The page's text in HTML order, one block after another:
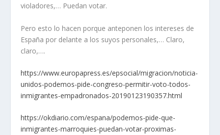
violadores,… Puedan votar.
Pero esto lo hacen porque anteponen los intereses de
España por delante a los suyos personales,… Claro,
claro,….
https://www.europapress.es/epsocial/migracion/noticia-
unidos-podemos-pide-congreso-permitir-voto-todos-
inmigrantes-empadronados-20190123190357.html
https://okdiario.com/espana/podemos-pide-que-
inmigrantes-marroquies-puedan-votar-proximas-